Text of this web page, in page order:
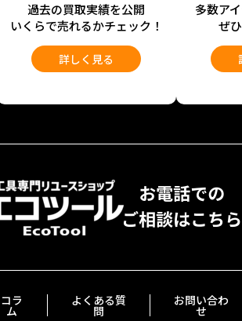
過去の買取実績を公開
いくらで売れるかチェック！
詳しく見る
多数ア
ぜ
コラ
ム
よくある質
問
お問い合わ
せ